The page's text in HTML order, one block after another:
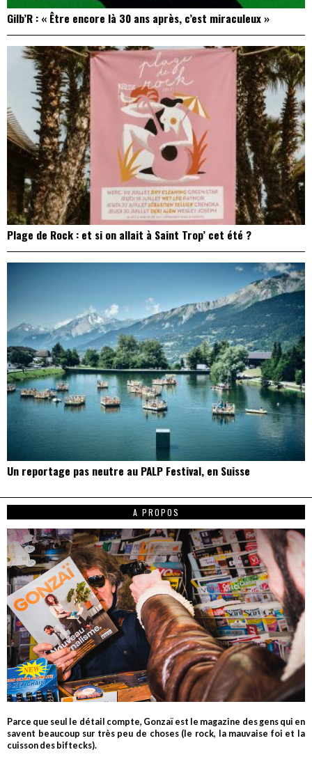
Gilb’R : « Être encore là 30 ans après, c’est miraculeux »
Plage de Rock : et si on allait à Saint Trop’ cet été ?
Un reportage pas neutre au PALP Festival, en Suisse
A PROPOS
Parce que seul le détail compte, Gonzaï est le magazine des gens qui en
savent beaucoup sur très peu de choses (le rock, la mauvaise foi et la
cuisson des biftecks).